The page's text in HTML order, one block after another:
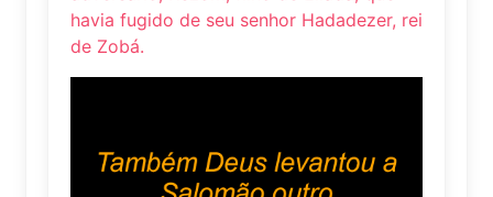
havia fugido de seu senhor Hadadezer, rei
de Zobá.